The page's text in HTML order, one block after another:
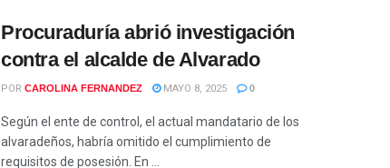
Procuraduría abrió investigación
contra el alcalde de Alvarado
POR CAROLINA FERNANDEZ MAYO 8, 2025 0
Según el ente de control, el actual mandatario de los
alvaradeños, habría omitido el cumplimiento de
requisitos de posesión. En ...